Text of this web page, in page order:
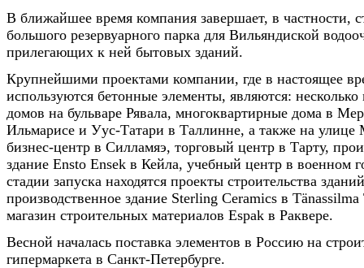
В ближайшее время компания завершает, в частности,
большого резервуарного парка для Вильяндиской
прилегающих к ней бытовых зданий.
Крупнейшими проектами компании, где в настоящее
используются бетонные элементы, являются:
домов на бульваре Рявала, многоквартирные дома в
Ильмарисе и Уус-Татари в Таллинне, а также на
бизнес-центр в Силламяэ, торговый центр в Тарту,
здание Ensto Ensek в Кейла, учебный центр в военном
стадии запуска находятся проекты строительства
производственное здание Sterling Ceramics в
магазин строительных материалов Espak в Раквере.
Весной началась поставка элементов в Россию на
гипермаркета в Санкт-Петербурге.